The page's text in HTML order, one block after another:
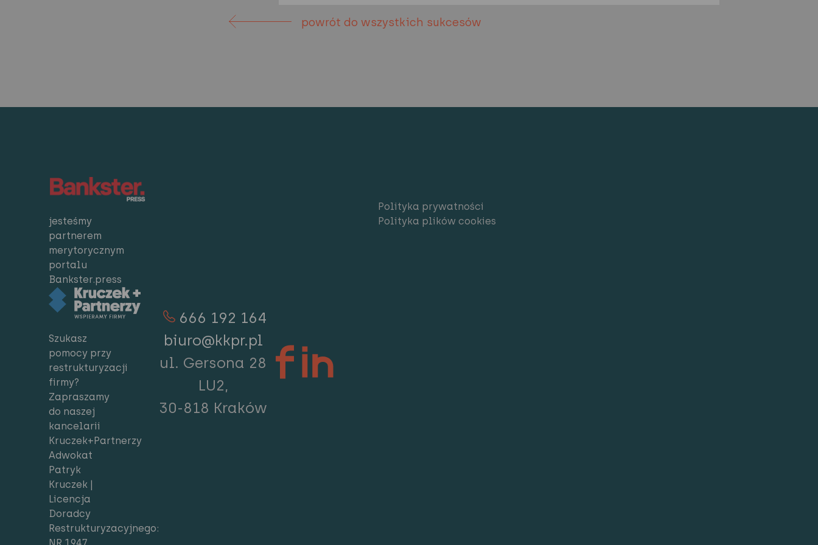
powrót do wszystkich sukcesów
jesteśmy
partnerem
merytorycznym
portalu
Bankster.press
Szukasz
pomocy przy
restrukturyzacji
firmy?
Zapraszamy
do naszej
kancelarii
Kruczek+Partnerzy
Adwokat
Patryk
Kruczek |
Licencja
Doradcy
Restrukturyzacyjnego:
666 192 164
biuro@kkpr.pl
ul. Gersona 28
LU2,
30-818 Kraków
Polityka prywatności
Polityka plików cookies